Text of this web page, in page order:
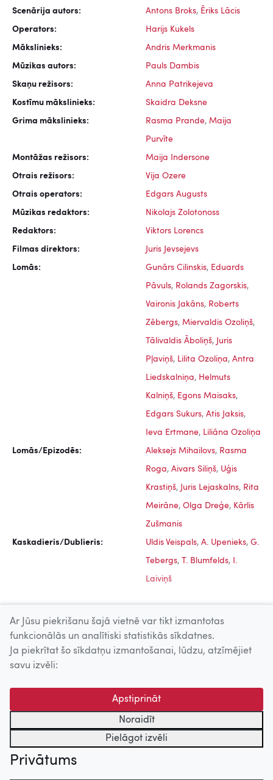
Scenārija autors: Antons Broks, Ēriks Lācis
Operators: Harijs Kukels
Mākslinieks: Andris Merkmanis
Mūzikas autors: Pauls Dambis
Skaņu režisors: Anna Patrikejeva
Kostīmu mākslinieks: Skaidra Deksne
Grima mākslinieks: Rasma Prande, Maija
Purvīte
Montāžas režisors: Maija Indersone
Otrais režisors: Vija Ozere
Otrais operators: Edgars Augusts
Mūzikas redaktors: Nikolajs Zolotonoss
Redaktors: Viktors Lorencs
Filmas direktors: Juris Jevsejevs
Lomās: Gunārs Cilinskis, Eduards
Pāvuls, Rolands Zagorskis,
Vaironis Jakāns, Roberts
Zēbergs, Miervaldis Ozoliņš,
Tālivaldis Āboliņš, Juris
Pļaviņš, Lilita Ozoliņa, Antra
Liedskalniņa, Helmuts
Kalniņš, Egons Maisaks,
Edgars Sukurs, Atis Jaksis,
Ieva Ertmane, Liliāna Ozoliņa
Lomās/Epizodēs: Aleksejs Mihailovs, Rasma
Roga, Aivars Siliņš, Uģis
Krastiņš, Juris Lejaskalns, Rita
Meirāne, Olga Dreģe, Kārlis
Zušmanis
Kaskadieris/Dublieris: Uldis Veispals, A. Upenieks, G.
Tebergs, T. Blumfelds, I.
Laiviņš
Uz augšu
© 2026 Nacionālais Kino centrs, Kultūras informācijas sistēmu
centrs. Sadarbības partneris: Latvijas Valsts
kinofotofonodokumentu arhīvs.
Ar Jūsu piekrišanu šajā vietnē var tikt izmantotas
funkcionālās un analītiski statistikās sīkdatnes.
Ja piekrītat šo sīkdatņu izmantošanai, lūdzu, atzīmējiet
savu izvēli:
Apstiprināt
Noraidīt
Pielāgot izvēli
Privātums